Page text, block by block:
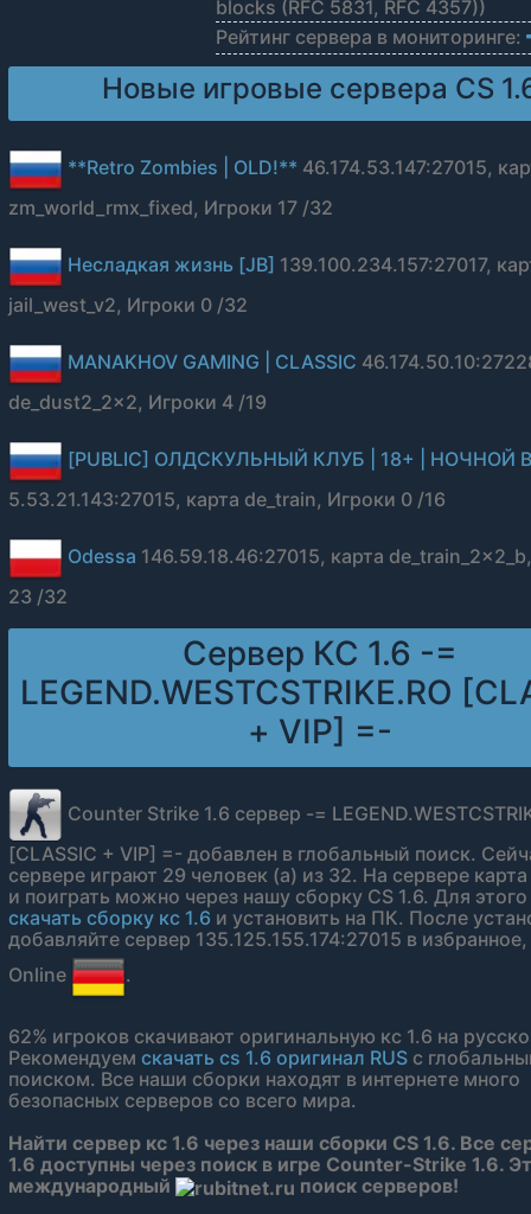
blocks (RFC 5831, RFC 4357))
Рейтинг сервера в мониторинге:
Новые игровые сервера CS
**Retro Zombies | OLD!** 46.174.53.147:27015,
zm_world_rmx_fixed, Игроки 17 /32
Несладкая жизнь [JB] 139.100.234.157:27017,
jail_west_v2, Игроки 0 /32
MANAKHOV GAMING | CLASSIC
de_dust2_2x2, Игроки 4 /19
[PUBLIC] ОЛДСКУЛЬНЫЙ КЛУБ | 18+ | НОЧНОЙ
5.53.21.143:27015, карта de_train, Игроки 0 /16
Odessa 146.59.18.46:27015, карта
23 /32
Сервер КС 1.6 -=
LEGEND.WESTCSTRIKE.RO
+ VIP] =-
Counter Strike 1.6 сервер -=
[CLASSIC + VIP] =- добавлен в глобальный поиск.
сервере играют 29 человек (а) из 32. На сервере
и поиграть можно через нашу сборку CS 1.6. Для
скачать сборку кс 1.6 и установить на ПК. После
добавляйте сервер 135.125.155.174:27015 в
Online
.
62% игроков скачивают оригинальную кс 1.6 на
Рекомендуем скачать cs 1.6 оригинал RUS с
поиском. Все наши сборки находят в интернете много
безопасных серверов со всего мира.
Найти сервер кс 1.6 через наши сборки CS 1.6. Все
1.6 доступны через поиск в игре Counter-Strike 1.6.
международный
поиск серверов!